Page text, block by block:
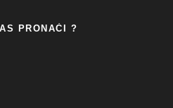
PRONAĆI ?